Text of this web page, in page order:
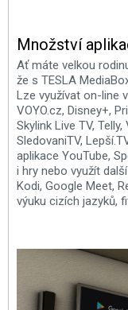
Množství
Ať máte velkou
že s TESLA
Lze využívat on-line
VOYO.cz, Disney+,
Skylink Live TV,
SledovaniTV,
aplikace YouTube,
i hry nebo využít
Kodi, Google Meet,
výuku cizích jazyků,